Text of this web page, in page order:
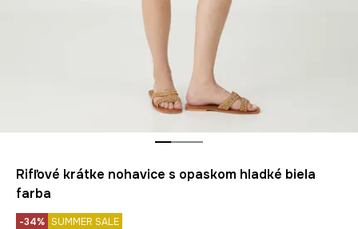
Rifľové krátke nohavice s opaskom hladké biela
farba
-34% SUMMER SALE